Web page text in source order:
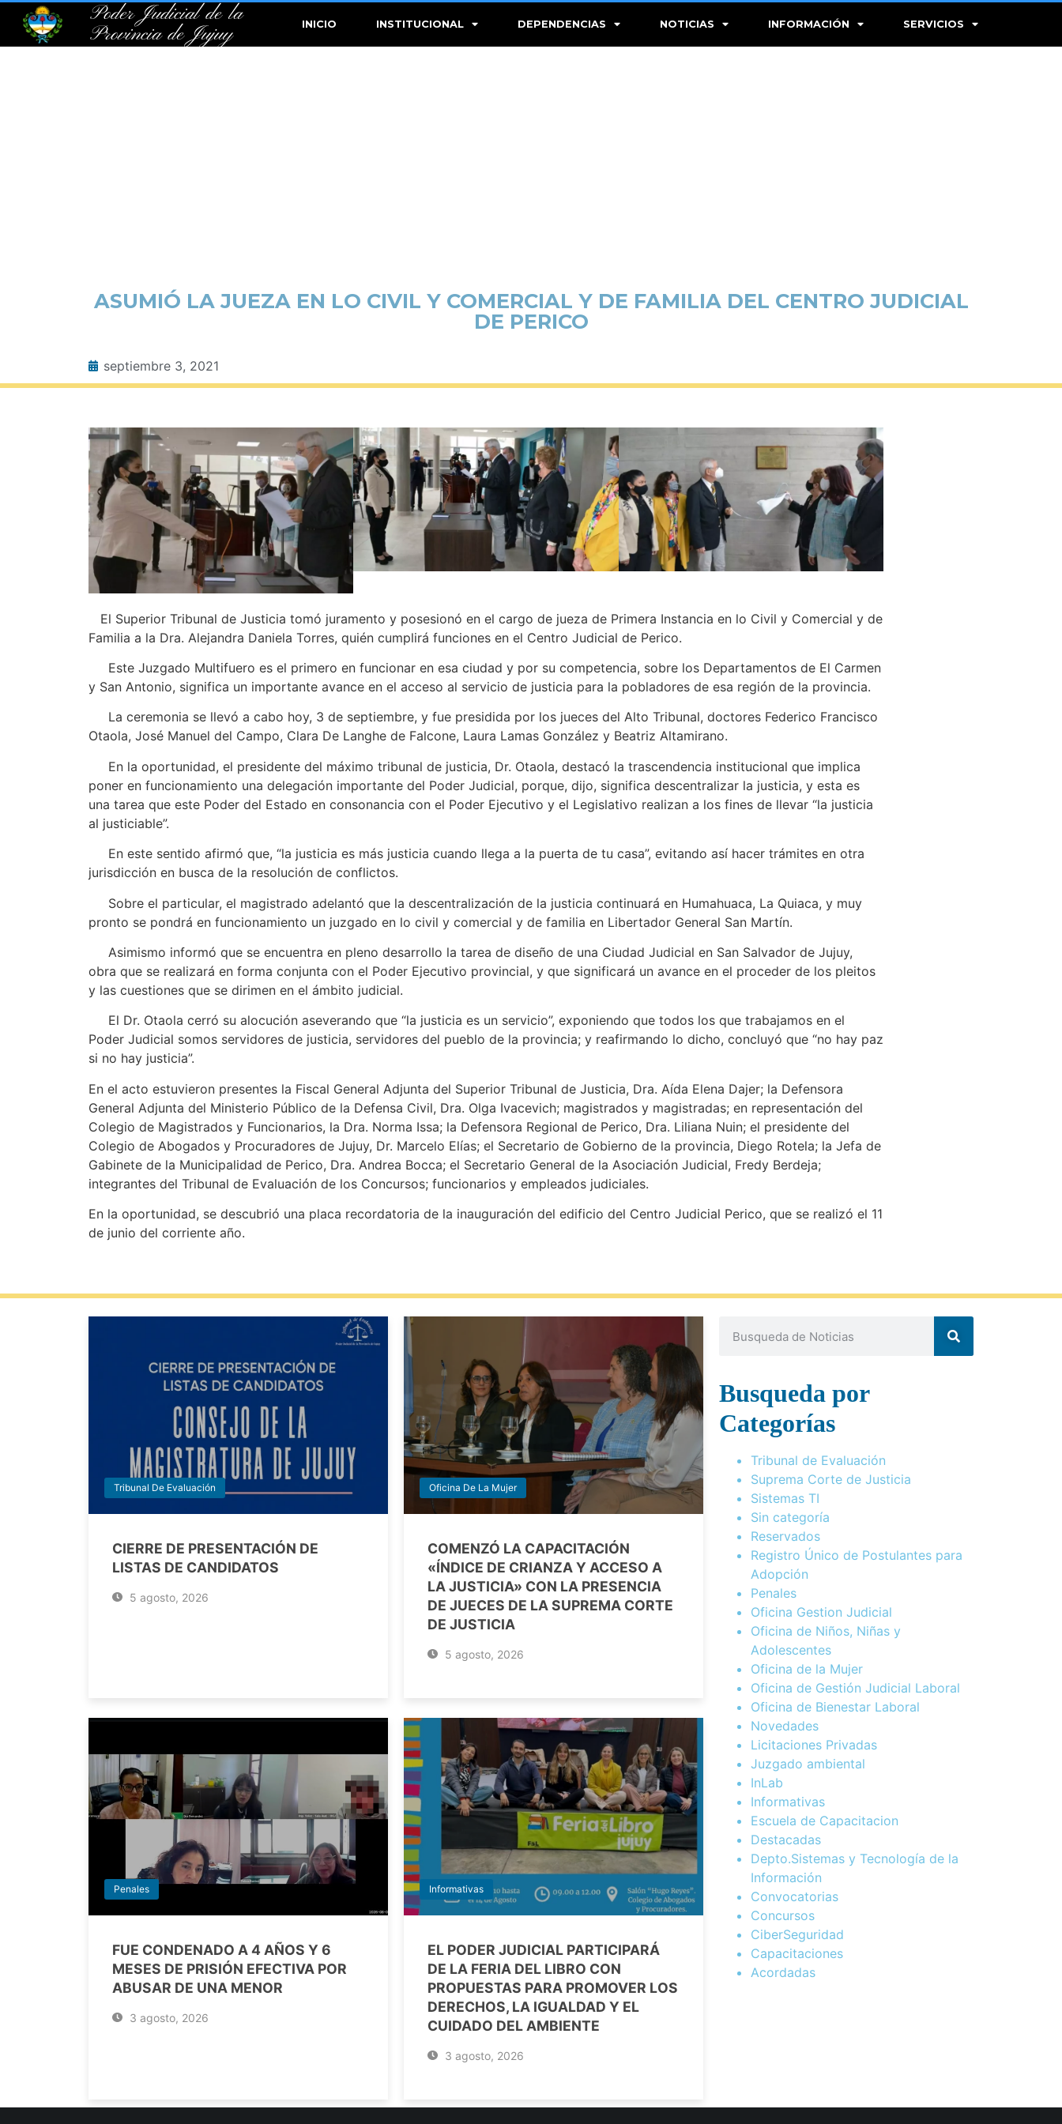
Poder Judicial de la
Provincia de Jujuy
INICIO INSTITUCIONAL DEPENDENCIAS NOTICIAS INFORMACIÓN SERVICIOS
ASUMIÓ LA JUEZA EN LO CIVIL Y COMERCIAL Y DE FAMILIA DEL CENTRO JUDICIAL
DE PERICO
septiembre 3, 2021
El Superior Tribunal de Justicia tomó juramento y posesionó en el cargo de jueza de Primera Instancia en lo Civil y Comercial y de
Familia a la Dra. Alejandra Daniela Torres, quién cumplirá funciones en el Centro Judicial de Perico.
Este Juzgado Multifuero es el primero en funcionar en esa ciudad y por su competencia, sobre los Departamentos de El Carmen
y San Antonio, significa un importante avance en el acceso al servicio de justicia para la pobladores de esa región de la provincia.
La ceremonia se llevó a cabo hoy, 3 de septiembre, y fue presidida por los jueces del Alto Tribunal, doctores Federico Francisco
Otaola, José Manuel del Campo, Clara De Langhe de Falcone, Laura Lamas González y Beatriz Altamirano.
En la oportunidad, el presidente del máximo tribunal de justicia, Dr. Otaola, destacó la trascendencia institucional que implica
poner en funcionamiento una delegación importante del Poder Judicial, porque, dijo, significa descentralizar la justicia, y esta es
una tarea que este Poder del Estado en consonancia con el Poder Ejecutivo y el Legislativo realizan a los fines de llevar “la justicia
al justiciable”.
En este sentido afirmó que, “la justicia es más justicia cuando llega a la puerta de tu casa”, evitando así hacer trámites en otra
jurisdicción en busca de la resolución de conflictos.
Sobre el particular, el magistrado adelantó que la descentralización de la justicia continuará en Humahuaca, La Quiaca, y muy
pronto se pondrá en funcionamiento un juzgado en lo civil y comercial y de familia en Libertador General San Martín.
Asimismo informó que se encuentra en pleno desarrollo la tarea de diseño de una Ciudad Judicial en San Salvador de Jujuy,
obra que se realizará en forma conjunta con el Poder Ejecutivo provincial, y que significará un avance en el proceder de los pleitos
y las cuestiones que se dirimen en el ámbito judicial.
El Dr. Otaola cerró su alocución aseverando que “la justicia es un servicio”, exponiendo que todos los que trabajamos en el
Poder Judicial somos servidores de justicia, servidores del pueblo de la provincia; y reafirmando lo dicho, concluyó que “no hay paz
si no hay justicia”.
En el acto estuvieron presentes la Fiscal General Adjunta del Superior Tribunal de Justicia, Dra. Aída Elena Dajer; la Defensora
General Adjunta del Ministerio Público de la Defensa Civil, Dra. Olga Ivacevich; magistrados y magistradas; en representación del
Colegio de Magistrados y Funcionarios, la Dra. Norma Issa; la Defensora Regional de Perico, Dra. Liliana Nuin; el presidente del
Colegio de Abogados y Procuradores de Jujuy, Dr. Marcelo Elías; el Secretario de Gobierno de la provincia, Diego Rotela; la Jefa de
Gabinete de la Municipalidad de Perico, Dra. Andrea Bocca; el Secretario General de la Asociación Judicial, Fredy Berdeja;
integrantes del Tribunal de Evaluación de los Concursos; funcionarios y empleados judiciales.
En la oportunidad, se descubrió una placa recordatoria de la inauguración del edificio del Centro Judicial Perico, que se realizó el 11
de junio del corriente año.
Tribunal De Evaluación
CIERRE DE PRESENTACIÓN DE
LISTAS DE CANDIDATOS
5 agosto, 2026
Oficina De La Mujer
COMENZÓ LA CAPACITACIÓN
«ÍNDICE DE CRIANZA Y ACCESO A
LA JUSTICIA» CON LA PRESENCIA
DE JUECES DE LA SUPREMA CORTE
DE JUSTICIA
5 agosto, 2026
Penales
FUE CONDENADO A 4 AÑOS Y 6
MESES DE PRISIÓN EFECTIVA POR
ABUSAR DE UNA MENOR
3 agosto, 2026
Informativas
EL PODER JUDICIAL PARTICIPARÁ
DE LA FERIA DEL LIBRO CON
PROPUESTAS PARA PROMOVER LOS
DERECHOS, LA IGUALDAD Y EL
CUIDADO DEL AMBIENTE
3 agosto, 2026
Busqueda por
Categorías
Tribunal de Evaluación
Suprema Corte de Justicia
Sistemas TI
Sin categoría
Reservados
Registro Único de Postulantes para
Adopción
Penales
Oficina Gestion Judicial
Oficina de Niños, Niñas y
Adolescentes
Oficina de la Mujer
Oficina de Gestión Judicial Laboral
Oficina de Bienestar Laboral
Novedades
Licitaciones Privadas
Juzgado ambiental
InLab
Informativas
Escuela de Capacitacion
Destacadas
Depto.Sistemas y Tecnología de la
Información
Convocatorias
Concursos
CiberSeguridad
Capacitaciones
Acordadas